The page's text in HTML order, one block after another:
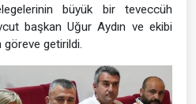
büyük bir teveccüh
başkan Uğur Aydın ve ekibi
göreve getirildi.